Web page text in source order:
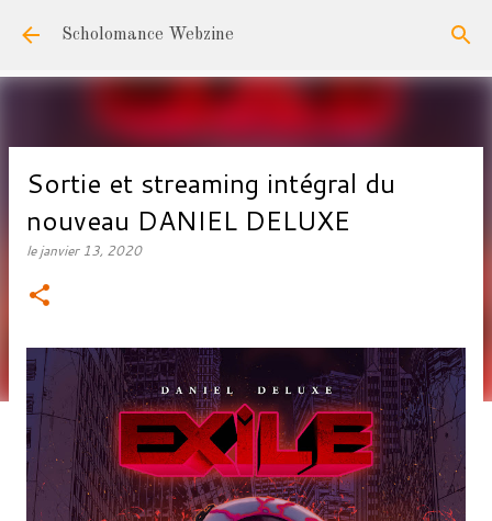
Accéder au contenu principal
Scholomance Webzine
Sortie et streaming intégral du
nouveau DANIEL DELUXE
lejanvier 13, 2020